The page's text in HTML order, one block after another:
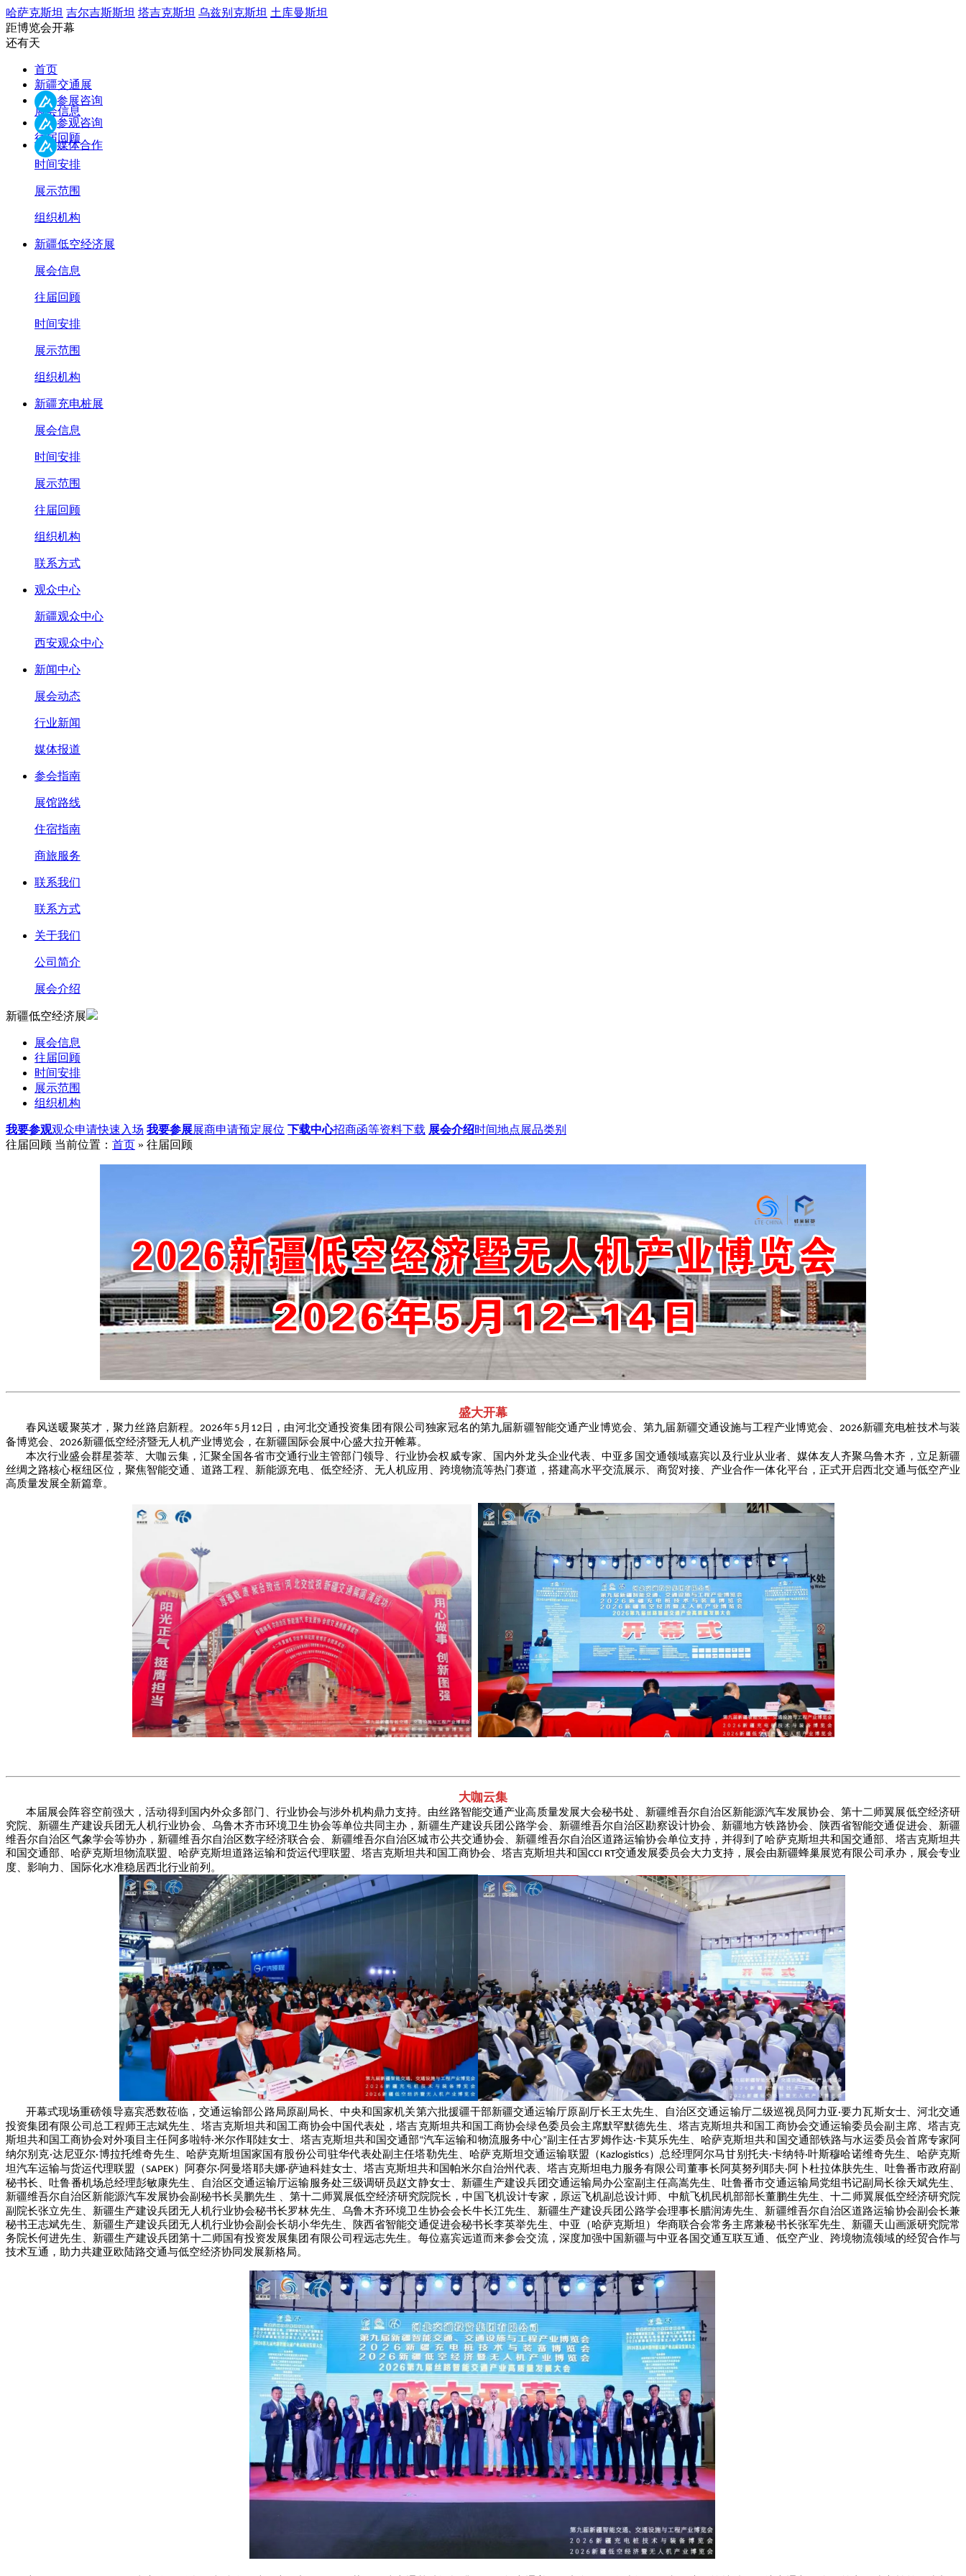
哈萨克斯坦 吉尔吉斯斯坦 塔吉克斯坦 乌兹别克斯坦 土库曼斯坦
距博览会开幕
还有天
首页
新疆交通展
展会信息
往届回顾
时间安排
展示范围
组织机构
新疆低空经济展
展会信息
往届回顾
时间安排
展示范围
组织机构
新疆充电桩展
展会信息
时间安排
展示范围
往届回顾
组织机构
联系方式
观众中心
新疆观众中心
西安观众中心
新闻中心
展会动态
行业新闻
媒体报道
参会指南
展馆路线
住宿指南
商旅服务
联系我们
联系方式
关于我们
公司简介
展会介绍
新疆低空经济展
展会信息
往届回顾
时间安排
展示范围
组织机构
我要参观观众申请快速入场 我要参展展商申请预定展位 下载中心招商函等资料下载 展会介绍时间地点展品类别
往届回顾 当前位置： 首页 » 往届回顾
盛大开幕
春风送暖聚英才，聚力丝路启新程。 2026年5 月 12 日，由河北交通投资集团有限公司独家冠名的第九届新疆智能交通产业博览会、第九届新疆交通设施与工程产业博览会、 2026新疆充电桩技术与装
备博览会、 2026新疆低空经济暨无人机产业博览会，在新疆国际会展中心盛大拉开帷幕。
本次行业盛会群星荟萃、大咖云集，汇聚全国各省市交通行业主管部门领导、行业协会权威专家、国内外龙头企业代表、中亚多国交通领域嘉宾以及行业从业者、媒体友人齐聚乌鲁木齐，立足新疆
丝绸之路核心枢纽区位，聚焦智能交通、道路工程、新能源充电、低空经济、无人机应用、跨境物流等热门赛道，搭建高水平交流展示、商贸对接、产业合作一体化平台，正式开启西北交通与低空产业
高质量发展全新篇章。
大咖云集
本届展会阵容空前强大，活动得到国内外众多部门、行业协会与涉外机构鼎力支持。由丝路智能交通产业高质量发展大会秘书处、新疆维吾尔自治区新能源汽车发展协会、第十二师翼展低空经济研
究院、新疆生产建设兵团无人机行业协会、乌鲁木齐市环境卫生协会等单位共同主办，新疆生产建设兵团公路学会、新疆维吾尔自治区勘察设计协会、新疆地方铁路协会、陕西省智能交通促进会、新疆
维吾尔自治区气象学会等协办，新疆维吾尔自治区数字经济联合会、新疆维吾尔自治区城市公共交通协会、新疆维吾尔自治区道路运输协会单位支持，并得到了哈萨克斯坦共和国交通部、塔吉克斯坦共
和国交通部、哈萨克斯坦物流联盟、哈萨克斯坦道路运输和货运代理联盟、塔吉克斯坦共和国工商协会、塔吉克斯坦共和国 CCI RT交通发展委员会大力支持，展会由新疆蜂巢展览有限公司承办，展会专业
度、影响力、国际化水准稳居西北行业前列。
开幕式现场重磅领导嘉宾悉数莅临，交通运输部公路局原副局长、中央和国家机关第六批援疆干部新疆交通运输厅原副厅长王太先生、自治区交通运输厅二级巡视员阿力亚 ·要力瓦斯女士、河北交通
投资集团有限公司总工程师王志斌先生、塔吉克斯坦共和国工商协会中国代表处，塔吉克斯坦共和国工商协会绿色委员会主席默罕默德先生、塔吉克斯坦共和国工商协会交通运输委员会副主席、塔吉克
斯坦共和国工商协会对外项目主任阿多啦特·米尔作耶娃女士、塔吉克斯坦共和国交通部“汽车运输和物流服务中心”副主任古罗姆作达·卡莫乐先生、哈萨克斯坦共和国交通部铁路与水运委员会首席专家阿
纳尔别克·达尼亚尔·博拉托维奇先生、哈萨克斯坦国家国有股份公司驻华代表处副主任塔勒先生、哈萨克斯坦交通运输联盟（Kazlogistics）总经理阿尔马甘别托夫·卡纳特· 叶斯穆哈诺维奇先生、哈萨克斯
坦汽车运输与货运代理联盟（SAPEK）阿赛尔· 阿曼塔耶夫娜·萨迪科娃女士、塔吉克斯坦共和国帕米尔自治州代表、塔吉克斯坦电力服务有限公司董事长阿莫努列耶夫· 阿卜杜拉体肤先生、吐鲁番市政府副
秘书长、吐鲁番机场总经理彭敏康先生、自治区交通运输厅运输服务处三级调研员赵文静女士、新疆生产建设兵团交通运输局办公室副主任高嵩先生 、吐鲁番市交通运输局党组书记副局长徐天斌先生、
新疆维吾尔自治区新能源汽车发展协会副秘书长吴鹏先生 、第十二师翼展低空经济研究院院长，中国飞机设计专家，原运飞机副总设计师、中航飞机民机部部长董鹏生先生、十二师翼展低空经济研究院
副院长张立先生、新疆生产建设兵团无人机行业协会秘书长罗林先生、乌鲁木齐环境卫生协会会长牛长江先生、 新疆生产建设兵团公路学会理事长腊润涛先生、新疆维吾尔自治区道路运输协会副会长兼
秘书王志斌先生、新疆生产建设兵团无人机行业协会副会长胡小华先生、陕西省智能交通促进会秘书长李英举先生、中亚（哈萨克斯坦）华商联合会常务主席兼秘书长张军先生、新疆天山画派研究院常
务院长何进先生、新疆生产建设兵团第十二师国有投资发展集团有限公司 程远志先生。每位嘉宾远道而来参会交流，深度加强中国新疆与中亚各国交通互联互通、低空产业、跨境物流领域的经贸合作与
技术互通，助力共建亚欧陆路交通与低空经济协同发展新格局。
参展咨询
参观咨询
媒体合作